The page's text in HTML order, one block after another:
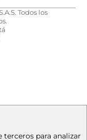
Todos los
terceros para analizar